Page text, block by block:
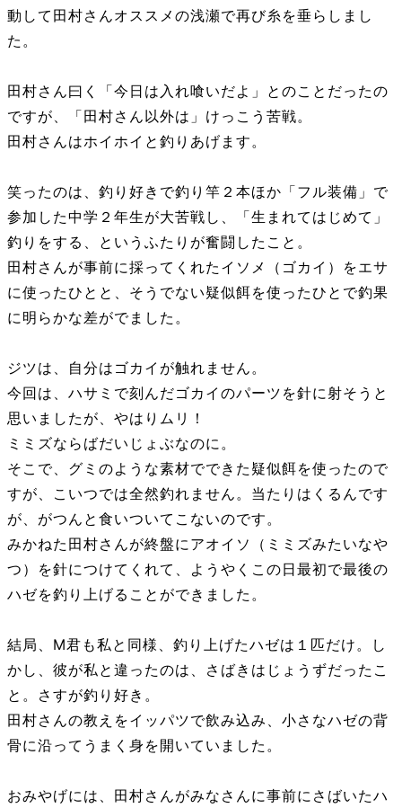
動して田村さんオススメの浅瀬で再び糸を垂らしまし
た。
田村さん曰く「今日は入れ喰いだよ」とのことだったの
ですが、「田村さん以外は」けっこう苦戦。
田村さんはホイホイと釣りあげます。
笑ったのは、釣り好きで釣り竿２本ほか「フル装備」で
参加した中学２年生が大苦戦し、「生まれてはじめて」
釣りをする、というふたりが奮闘したこと。
田村さんが事前に採ってくれたイソメ（ゴカイ）をエサ
に使ったひとと、そうでない疑似餌を使ったひとで釣果
に明らかな差がでました。
ジツは、自分はゴカイが触れません。
今回は、ハサミで刻んだゴカイのパーツを針に射そうと
思いましたが、やはりムリ！
ミミズならばだいじょぶなのに。
そこで、グミのような素材でできた疑似餌を使ったので
すが、こいつでは全然釣れません。当たりはくるんです
が、がつんと食いついてこないのです。
みかねた田村さんが終盤にアオイソ（ミミズみたいなや
つ）を針につけてくれて、ようやくこの日最初で最後の
ハゼを釣り上げることができました。
結局、M君も私と同様、釣り上げたハゼは１匹だけ。し
かし、彼が私と違ったのは、さばきはじょうずだったこ
と。さすが釣り好き。
田村さんの教えをイッパツで飲み込み、小さなハゼの背
骨に沿ってうまく身を開いていました。
おみやげには、田村さんがみなさんに事前にさばいたハ